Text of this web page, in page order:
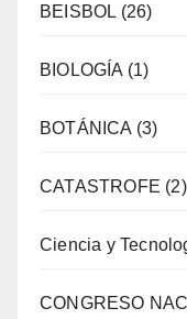
BEISBOL (26)
BIOLOGÍA (1)
BOTÁNICA (3)
CATASTROFE (2)
Ciencia y
CONGRESO